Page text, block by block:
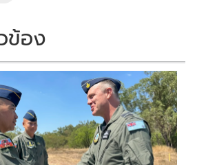
ข้อง